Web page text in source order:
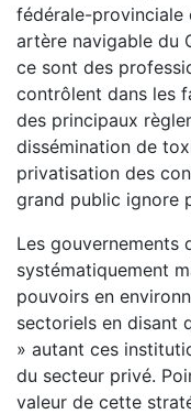
fédérale-
artère navigable du
ce sont des
contrôlent dans les
des principaux
dissémination de
privatisation des
grand public ignore
Les gouvernements
systématiquement
pouvoirs en
sectoriels en disant
» autant ces
du secteur privé.
valeur de cette